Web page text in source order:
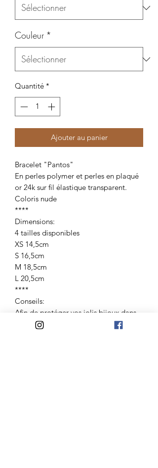
Couleur *
Quantité *
Ajouter au panier
Bracelet "Pantos"
En perles polymer et perles en plaqué
or 24k sur fil élastique transparent.
Coloris nude
****
Dimensions:
4 tailles disponibles
XS 14,5cm
S 16,5cm
M 18,5cm
L 20,5cm
****
Conseils:
Afin de protéger vos jolis bijoux dans
le temps, il est conseillé d'éviter le